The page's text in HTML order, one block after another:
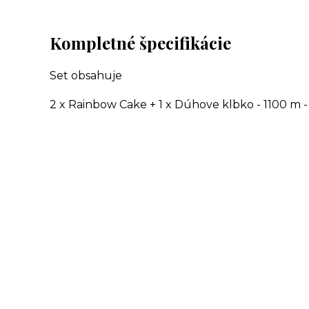
Kompletné špecifikácie
Set obsahuje
2 x Rainbow Cake + 1 x Dúhove klbko - 1100 m